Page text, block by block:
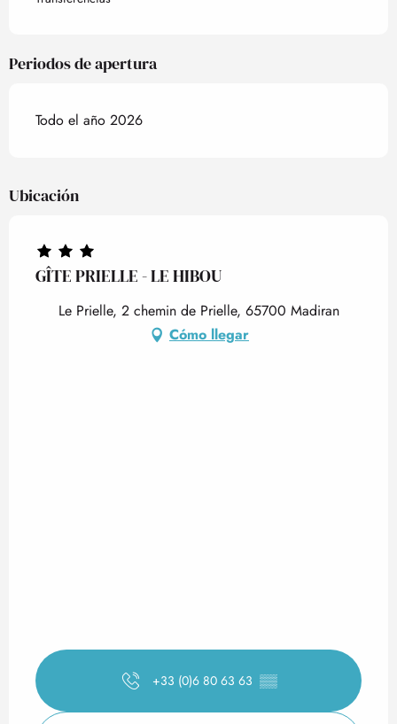
Periodos de apertura
Todo el año 2026
Ubicación
GÎTE PRIELLE - LE HIBOU
Le Prielle, 2 chemin de Prielle, 65700 Madiran
Cómo llegar
+33 (0)6 80 63 63 ▒▒